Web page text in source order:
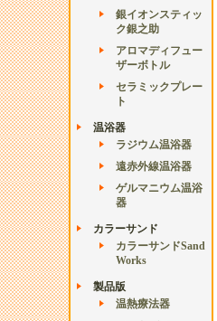
銀イオンスティッ
ク銀之助
アロマディフュー
ザーボトル
セラミックプレー
ト
温浴器
ラジウム温浴器
遠赤外線温浴器
ゲルマニウム温浴
器
カラーサンド
カラーサンドSand
Works
製品版
温熱療法器